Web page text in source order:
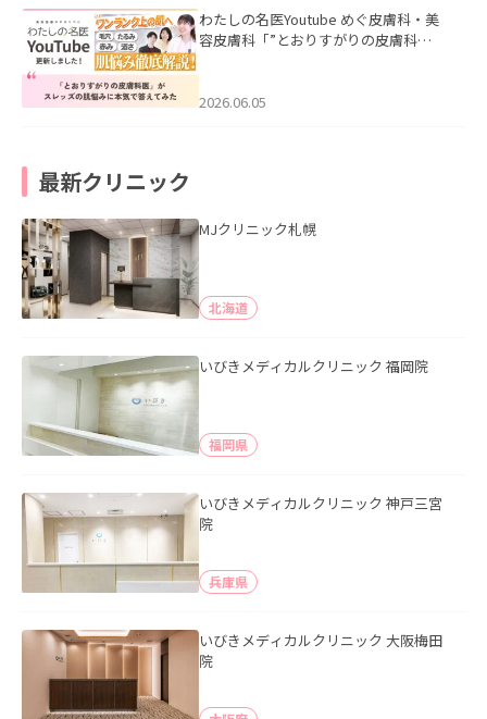
わたしの名医Youtube めぐ皮膚科・美
容皮膚科「”とおりすがりの皮膚科
2026.06.05
最新クリニック
MJクリニック札幌
北海道
いびきメディカルクリニック 福岡院
福岡県
いびきメディカルクリニック 神戸三宮
院
兵庫県
いびきメディカルクリニック 大阪梅田
院